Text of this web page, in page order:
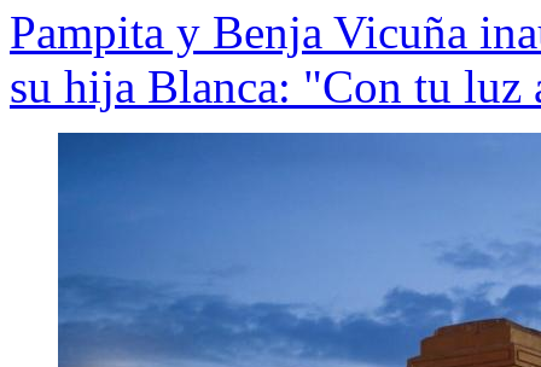
Pampita y Benja Vicuña
su hija Blanca: "Con tu luz